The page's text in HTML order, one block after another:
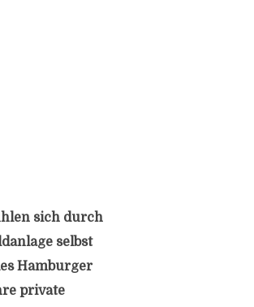
sich durch
selbst
Hamburger
private